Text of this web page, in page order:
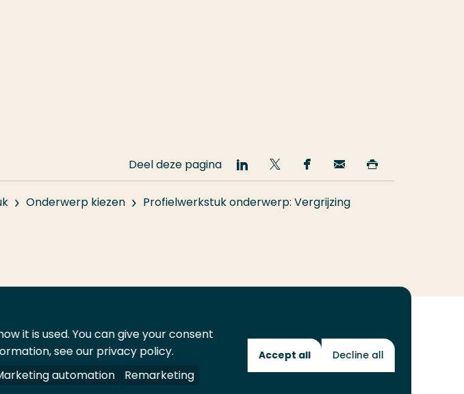
Onderwerp kiezen Profielwerkstuk onderwerp: Vergrijzing
Deel deze pagina
Deel
op
LinkedIn
Deel
op
Twitter
Deel
op
Facebook
Email
deze deze
Toekomstmakers
it is used. You can give your consent
see our privacy policy.
automation Remarketing
Accept all Decline all